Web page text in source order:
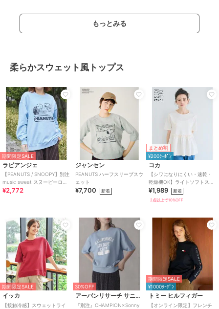
もっとみる
柔らかスウェット風トップス
期間限定SALE
ラビアンジェ
【PEANUTS / SNOOPY】別注
music sweat スヌーピーロゴ
スウェット
¥2,772
ジャンセン
PEANUTS ハーフスリーブスウ
ェット
¥7,700 新着
まとめ割
¥200ｸｰﾎﾟﾝ
コカ
【シワになりにくい・速乾・
乾燥機OK】ライトソフトスウ
ェットウエストギャザー切替
トップス 全2色
¥1,989 新着
2点以上で10%OFF
期間限定SALE
イッカ
【接触冷感】スウェットライ
30%OFF
アーバンリサーチ サニーレーベル
『別注』CHAMPION×Sonny
期間限定SALE
¥1000ｸｰﾎﾟﾝ
トミー ヒルフィガー
【オンライン限定】フレンチ